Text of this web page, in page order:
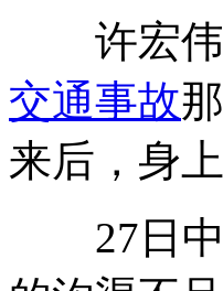
许宏伟
交通事故
来后，身
27日中